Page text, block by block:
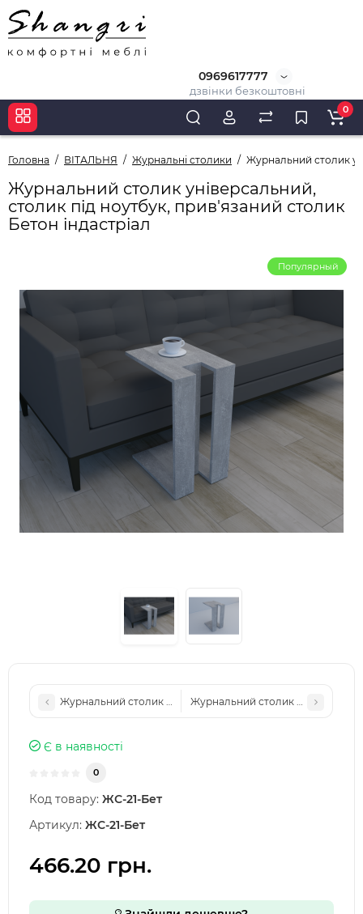
0969617777
дзвінки безкоштовні
0
Головна ВІТАЛЬНЯ Журнальні столики Журнальний столик
Журнальний столик універсальний,
столик під ноутбук, прив'язаний столик
Бетон індастріал
Популярный
Журнальний столик універсальний, столик під ноутбук,
Журнальний столик
Є в наявності
0
Код товару: ЖС-21-Бет
Артикул: ЖС-21-Бет
466.20 грн.